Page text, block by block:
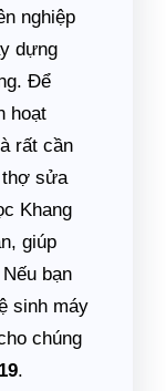
nghiệp
dựng
Để
hoạt
rất cần
thợ sửa
Khang
giúp
bạn
sinh máy
chúng
.